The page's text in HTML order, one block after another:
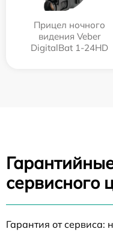
Прицел ночного
видения Veber
DigitalBat 1-24HD
сервисного
Гарантия от сервиса: